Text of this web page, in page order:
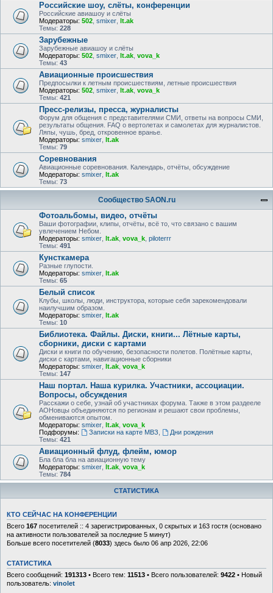
Российские шоу, слёты, конференции
Российские авиашоу и слёты
Модераторы: 502 smixer lt.ak
Темы: 228
Зарубежные
Зарубежные авиашоу и слёты
Модераторы: 502 smixer lt.ak vova_k
Темы: 43
Авиационные происшествия
Предпосылки к летным происшествиям, летные происшествия
Модераторы: 502 smixer lt.ak vova_k
Темы: 421
Пресс-релизы, пресса, журналисты
Форум для общения с представителями СМИ, ответы на вопросы СМИ,
результаты общения. FAQ о вертолетах и самолетах для журналистов.
Ляпы, чушь, бред, откровенное вранье.
Модераторы: smixer lt.ak
Темы: 79
Соревнования
Авиационные соревнования. Календарь, отчёты, обсуждение
Модераторы: smixer lt.ak
Темы: 73
Сообщество SAON.ru
Фотоальбомы, видео, отчёты
Ваши фотографии, клипы, отчёты, всё то, что связано с вашим
увлечением Небом.
Модераторы: smixer lt.ak vova_k piloterrr
Темы: 491
Кунсткамера
Разные глупости.
Модераторы: smixer lt.ak
Темы: 65
Белый список
Клубы, школы, люди, инструктора, которые себя зарекомендовали
наилучшим образом.
Модераторы: smixer lt.ak
Темы: 10
Библиотека. Файлы. Диски, книги... Лётные карты,
сборники, диски с картами
Диски и книги по обучению, безопасности полетов. Полётные карты,
диски с картами, навигационные сборники
Модераторы: smixer lt.ak vova_k
Темы: 147
Наш портал. Наша курилка. Участники, ассоциации.
Вопросы, обсуждения
Расскажи о себе, узнай об участниках форума. Также в этом раздееле
АОНовцы объединяются по регионам и решают свои проблемы,
обмениваются опытом.
Модераторы: smixer lt.ak vova_k
Подфорумы:
Записки на карте МВЗ
Дни рождения
Темы: 421
Авиационный флуд, флейм, юмор
Бла бла бла на авиационную тему
Модераторы: smixer lt.ak vova_k
Темы: 784
СТАТИСТИКА
КТО СЕЙЧАС НА КОНФЕРЕНЦИИ
Всего 167 посетителей :: 4 зарегистрированных, 0 скрытых и 163 гостя (основано
на активности пользователей за последние 5 минут)
Больше всего посетителей (8033) здесь было 06 апр 2026, 22:06
СТАТИСТИКА
Всего сообщений: 191313 • Всего тем: 11513 • Всего пользователей: 9422 • Новый
пользователь: vinolet